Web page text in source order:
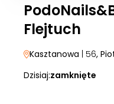
Flejtuch
Kasztanowa | 56,
Dzisiaj:zamknięte